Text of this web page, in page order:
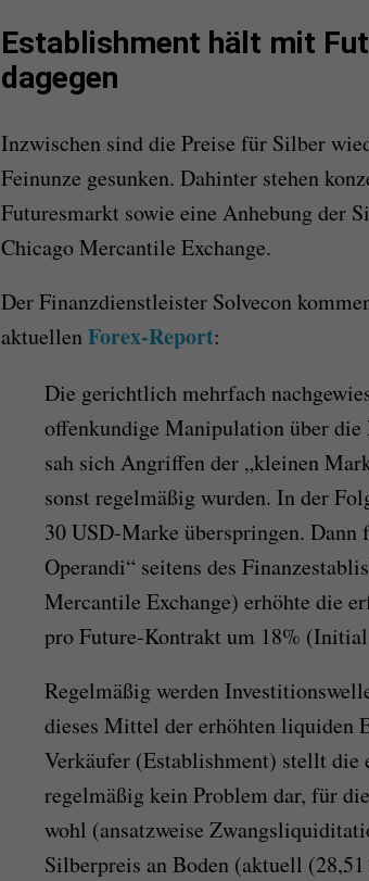
Establishment hält mit
dagegen
Inzwischen sind die Preise für Silber
Feinunze gesunken. Dahinter stehen
Futuresmarkt sowie eine Anhebung der
Chicago Mercantile Exchange.
Der Finanzdienstleister Solvecon
aktuellenForex-Report:
Die gerichtlich mehrfach
offenkundige Manipulation über
sah sich Angriffen der „kleinen
sonst regelmäßig wurden. In der
30 USD-Marke überspringen. Dann
Operandi“ seitens des
Mercantile Exchange) erhöhte die
pro Future-Kontrakt um 18%
Regelmäßig werden
dieses Mittel der erhöhten liquiden
Verkäufer (Establishment) stellt
regelmäßig kein Problem dar, für
wohl (ansatzweise
Silberpreis an Boden (aktuell